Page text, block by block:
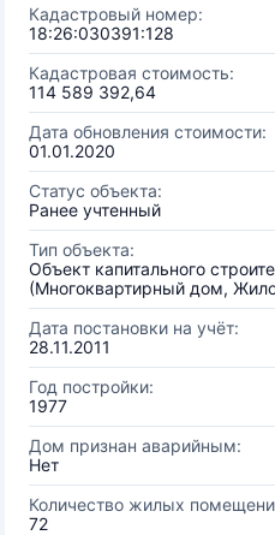
Кадастровый номер:
18:26:030391:128
Кадастровая стоимость:
114 589 392,64
Дата обновления стоимости:
01.01.2020
Статус объекта:
Ранее учтенный
Тип объекта:
Объект капитального
(Многоквартирный дом,
Дата постановки на учёт:
28.11.2011
Год постройки:
1977
Дом признан аварийным:
Нет
Количество жилых
72